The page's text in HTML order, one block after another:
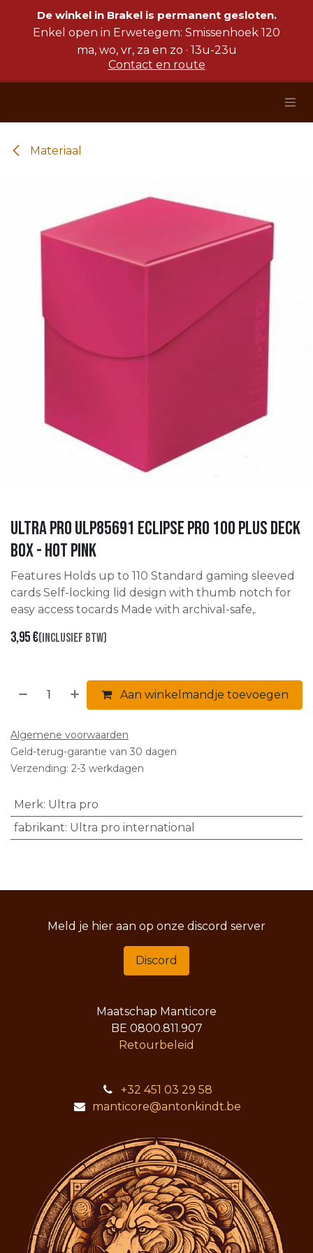
Overslaan naar inhoud
De winkel in Brakel is permanent gesloten.
Enkel open in Erwetegem: Smissenhoek 120
ma, wo, vr, za en zo · 13u-23u
Contact en route
Materiaal
Ultra Pro ULP85691 Eclipse Pro 100 Plus Deck
Box - Hot Pink
Features Holds up to 110 Standard gaming sleeved
cards Self-locking lid design with thumb notch for
easy access tocards Made with archival-safe,.
3,95€(Inclusief btw)
Aan winkelmandje toevoegen
Algemene voorwaarden
Geld-terug-garantie van 30 dagen
Verzending: 2-3 werkdagen
Merk: Ultra pro
fabrikant: Ultra pro international
Meld je hier aan op onze discord server
Discord
Maatschap Manticore
BE 0800.811.907
Retourbeleid
+32 451 03 29 58
manticore@antonkindt.be